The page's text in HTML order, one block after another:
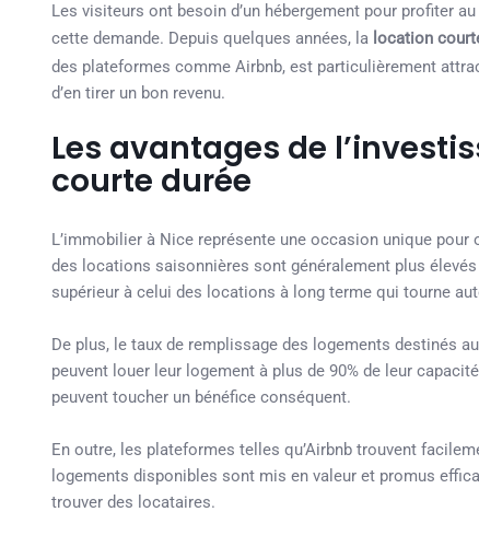
Les visiteurs ont besoin d’un hébergement pour profiter
cette demande. Depuis quelques années, la location
des plateformes comme Airbnb, est particulièrement
d’en tirer un bon revenu.
Les avantages de
courte durée
L’immobilier à Nice représente une occasion unique
des locations saisonnières sont généralement plus
supérieur à celui des locations à long terme qui tourne
De plus, le taux de remplissage des logements destinés
peuvent louer leur logement à plus de 90% de leur
peuvent toucher un bénéfice conséquent.
En outre, les plateformes telles qu’Airbnb trouvent
logements disponibles sont mis en valeur et promus
trouver des locataires.